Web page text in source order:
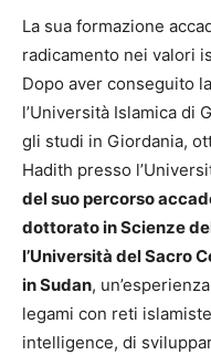
La sua formazione
radicamento nei valori
Dopo aver conseguito
l’Università Islamica di
gli studi in Giordania,
Hadith presso
del suo percorso
dottorato in Scienze
l’Università del Sacro
in Sudan,
legami con reti
intelligence, di